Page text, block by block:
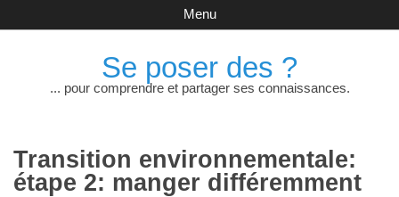
Se poser des ?
... pour comprendre et partager ses connaissances.
Menu
Transition environnementale:
étape 2: manger différemment